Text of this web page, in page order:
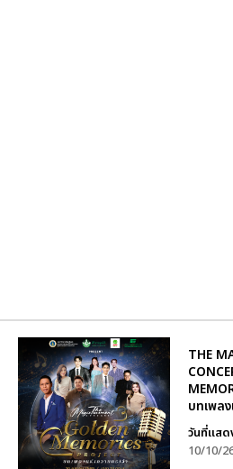
THE
บทเพล
วันที่แสด
10/10/